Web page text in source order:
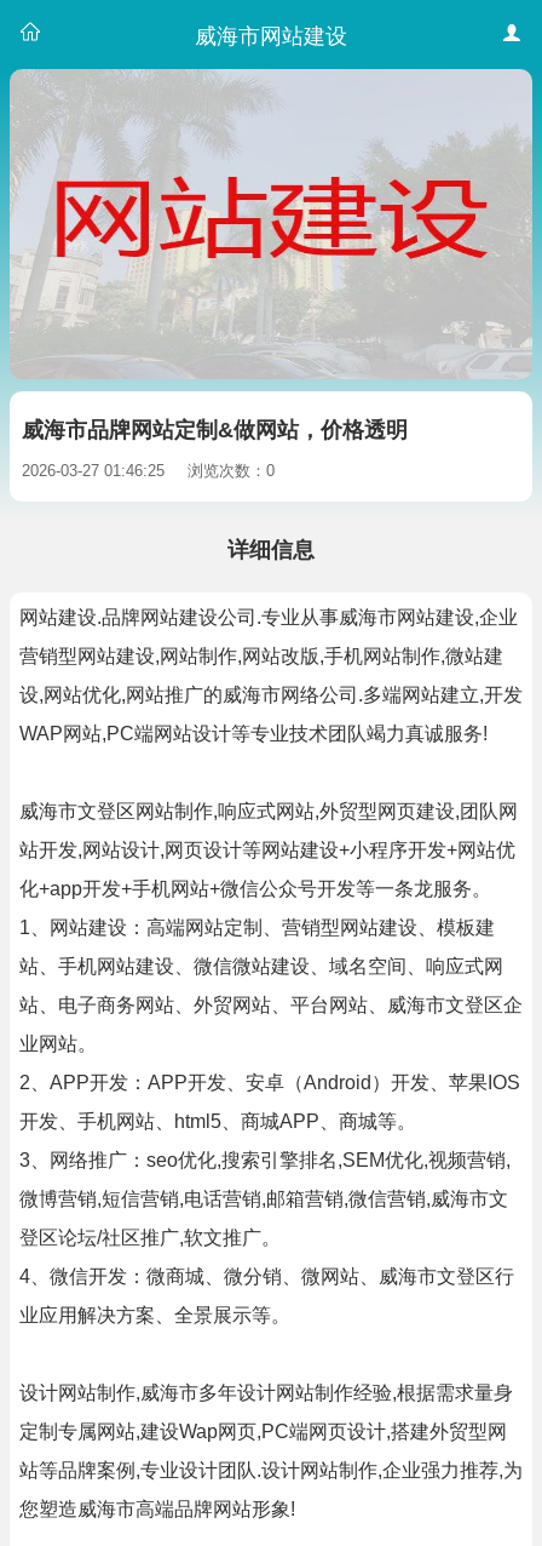
威海市网站建设
威海市品牌网站定制&做网站，价格透明
2026-03-27 01:46:25 浏览次数：0
详细信息
网站建设.品牌网站建设公司.专业从事威海市网站建设,企业
营销型网站建设,网站制作,网站改版,手机网站制作,微站建
设,网站优化,网站推广的威海市网络公司.多端网站建立,开发
WAP网站,PC端网站设计等专业技术团队竭力真诚服务!
威海市文登区网站制作,响应式网站,外贸型网页建设,团队网
站开发,网站设计,网页设计等网站建设+小程序开发+网站优
化+app开发+手机网站+微信公众号开发等一条龙服务。
1、网站建设：高端网站定制、营销型网站建设、模板建
站、手机网站建设、微信微站建设、域名空间、响应式网
站、电子商务网站、外贸网站、平台网站、威海市文登区企
业网站。
2、APP开发：APP开发、安卓（Android）开发、苹果IOS
开发、手机网站、html5、商城APP、商城等。
3、网络推广：seo优化,搜索引擎排名,SEM优化,视频营销,
微博营销,短信营销,电话营销,邮箱营销,微信营销,威海市文
登区论坛/社区推广,软文推广。
4、微信开发：微商城、微分销、微网站、威海市文登区行
业应用解决方案、全景展示等。
设计网站制作,威海市多年设计网站制作经验,根据需求量身
定制专属网站,建设Wap网页,PC端网页设计,搭建外贸型网
站等品牌案例,专业设计团队.设计网站制作,企业强力推荐,为
您塑造威海市高端品牌网站形象!